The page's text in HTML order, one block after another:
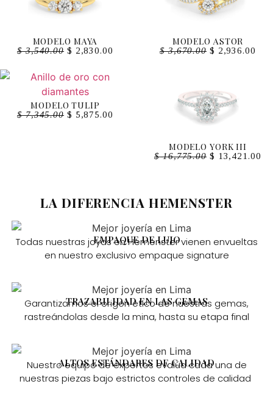
MODELO MAYA
$3,540.00 $ 2,830.00
MODELO ASTOR
$3,670.00 $ 2,936.00
MODELO TULIP
$7,345.00 $ 5,875.00
MODELO YORK III
$16,775.00 $ 13,421.00
LA DIFERENCIA HEMENSTER
EMPAQUE DE LUJO
Todas nuestras joyas en Hemenster vienen envueltas
en nuestro exclusivo empaque signature
TRAZABILIDAD EN LAS GEMAS
Garantizamos el origen ético de nuestras gemas,
rastreándolas desde la mina, hasta su etapa final
ALTOS ESTÁNDARES DE CALIDAD
Nuestro equipo de expertos evalúa cada una de
nuestras piezas bajo estrictos controles de calidad